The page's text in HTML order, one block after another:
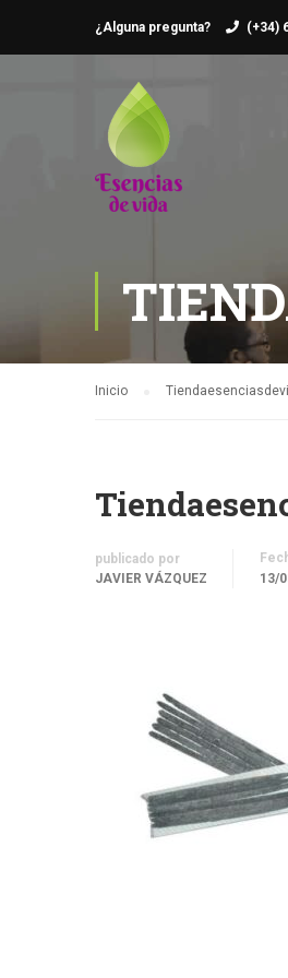
¿Alguna pregunta? (+34)
Inicio
publicado por
JAVIER VÁZQUEZ
13/